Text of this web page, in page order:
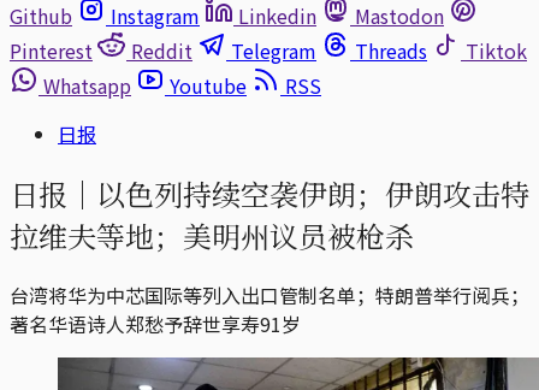
Github
Instagram Linkedin
Mastodon
Pinterest
Reddit Telegram Threads
Tiktok
Whatsapp
Youtube
RSS
日报
日报｜以色列持续空袭伊朗；伊朗攻击特
拉维夫等地；美明州议员被枪杀
台湾将华为中芯国际等列入出口管制名单；特朗普举行阅兵；
著名华语诗人郑愁予辞世享寿91岁